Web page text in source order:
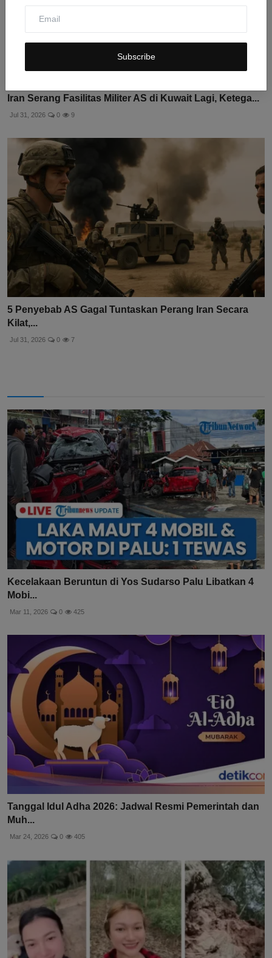
Subscribe
Iran Serang Fasilitas Militer AS di Kuwait Lagi, Ketega...
Jul 31, 2026 0 9
5 Penyebab AS Gagal Tuntaskan Perang Iran Secara
Kilat,...
Jul 31, 2026 0 7
Kecelakaan Beruntun di Yos Sudarso Palu Libatkan 4
Mobi...
Mar 11, 2026 0 425
Tanggal Idul Adha 2026: Jadwal Resmi Pemerintah dan
Muh...
Mar 24, 2026 0 405